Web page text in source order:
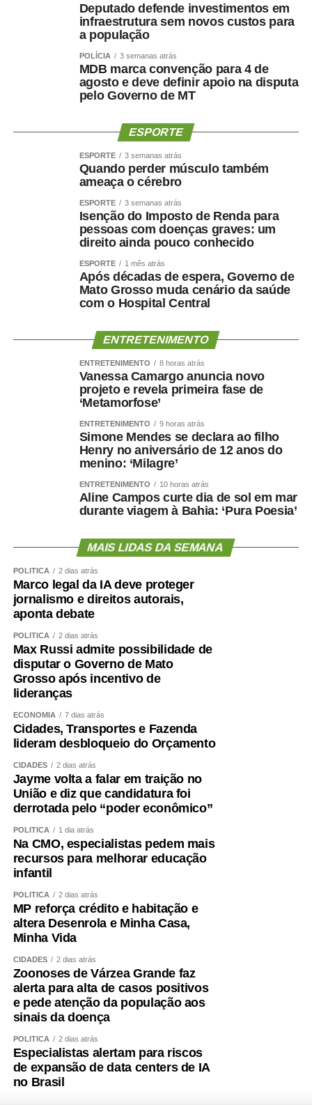
Deputado defende investimentos em
infraestrutura sem novos custos para
a população
POLÍCIA 3 semanas atrás
MDB marca convenção para 4 de
agosto e deve definir apoio na disputa
pelo Governo de MT
ESPORTE
ESPORTE 3 semanas atrás
Quando perder músculo também
ameaça o cérebro
ESPORTE 3 semanas atrás
Isenção do Imposto de Renda para
pessoas com doenças graves: um
direito ainda pouco conhecido
ESPORTE 1 mês atrás
Após décadas de espera, Governo de
Mato Grosso muda cenário da saúde
com o Hospital Central
ENTRETENIMENTO
ENTRETENIMENTO 8 horas atrás
Vanessa Camargo anuncia novo
projeto e revela primeira fase de
‘Metamorfose’
ENTRETENIMENTO 9 horas atrás
Simone Mendes se declara ao filho
Henry no aniversário de 12 anos do
menino: ‘Milagre’
ENTRETENIMENTO 10 horas atrás
Aline Campos curte dia de sol em mar
durante viagem à Bahia: ‘Pura Poesia’
MAIS LIDAS DA SEMANA
POLÍTICA 2 dias atrás
Marco legal da IA deve proteger
jornalismo e direitos autorais,
aponta debate
POLÍTICA 2 dias atrás
Max Russi admite possibilidade de
disputar o Governo de Mato
Grosso após incentivo de
lideranças
ECONOMIA 7 dias atrás
Cidades, Transportes e Fazenda
lideram desbloqueio do Orçamento
CIDADES 2 dias atrás
Jayme volta a falar em traição no
União e diz que candidatura foi
derrotada pelo “poder econômico”
POLÍTICA 1 dia atrás
Na CMO, especialistas pedem mais
recursos para melhorar educação
infantil
POLÍTICA 2 dias atrás
MP reforça crédito e habitação e
altera Desenrola e Minha Casa,
Minha Vida
CIDADES 2 dias atrás
Zoonoses de Várzea Grande faz
alerta para alta de casos positivos
e pede atenção da população aos
sinais da doença
POLÍTICA 2 dias atrás
Especialistas alertam para riscos
de expansão de data centers de IA
no Brasil